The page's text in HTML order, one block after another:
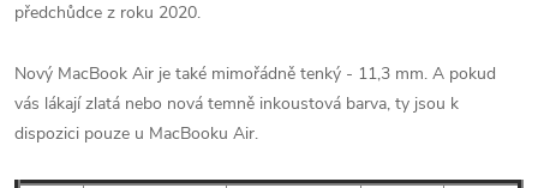
předchůdce z roku 2020.
Nový MacBook Air je také mimořádně tenký - 11,3 mm. A pokud
vás lákají zlatá nebo nová temně inkoustová barva, ty jsou k
dispozici pouze u MacBooku Air.